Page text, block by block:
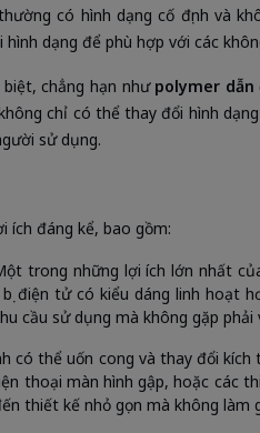
có hình dạng cố định và
dạng để phù hợp với các
chẳng hạn như polymer dẫn
chỉ có thể thay đổi hình
sử dụng.
ích đáng kể, bao gồm:
trong những lợi ích lớn nhất
điện tử có kiểu dáng linh hoạt
cầu sử dụng mà không gặp phải
có thể uốn cong và thay đổi
thoại màn hình gập, hoặc các
thiết kế nhỏ gọn mà không làm